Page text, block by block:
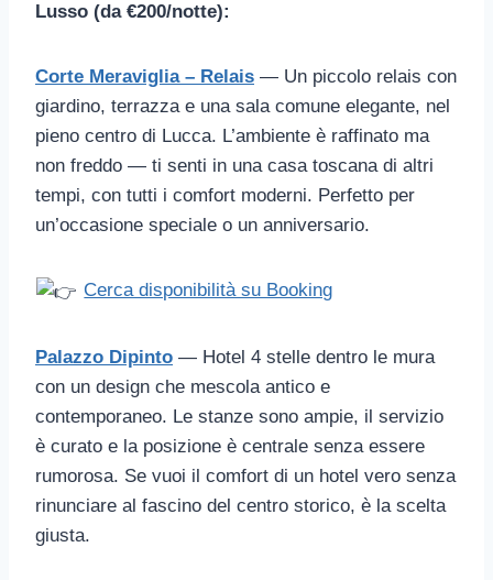
Lusso (da €200/notte):
Corte Meraviglia – Relais — Un piccolo relais con
giardino, terrazza e una sala comune elegante, nel
pieno centro di Lucca. L’ambiente è raffinato ma
non freddo — ti senti in una casa toscana di altri
tempi, con tutti i comfort moderni. Perfetto per
un’occasione speciale o un anniversario.
Cerca disponibilità su Booking
Palazzo Dipinto — Hotel 4 stelle dentro le mura
con un design che mescola antico e
contemporaneo. Le stanze sono ampie, il servizio
è curato e la posizione è centrale senza essere
rumorosa. Se vuoi il comfort di un hotel vero senza
rinunciare al fascino del centro storico, è la scelta
giusta.